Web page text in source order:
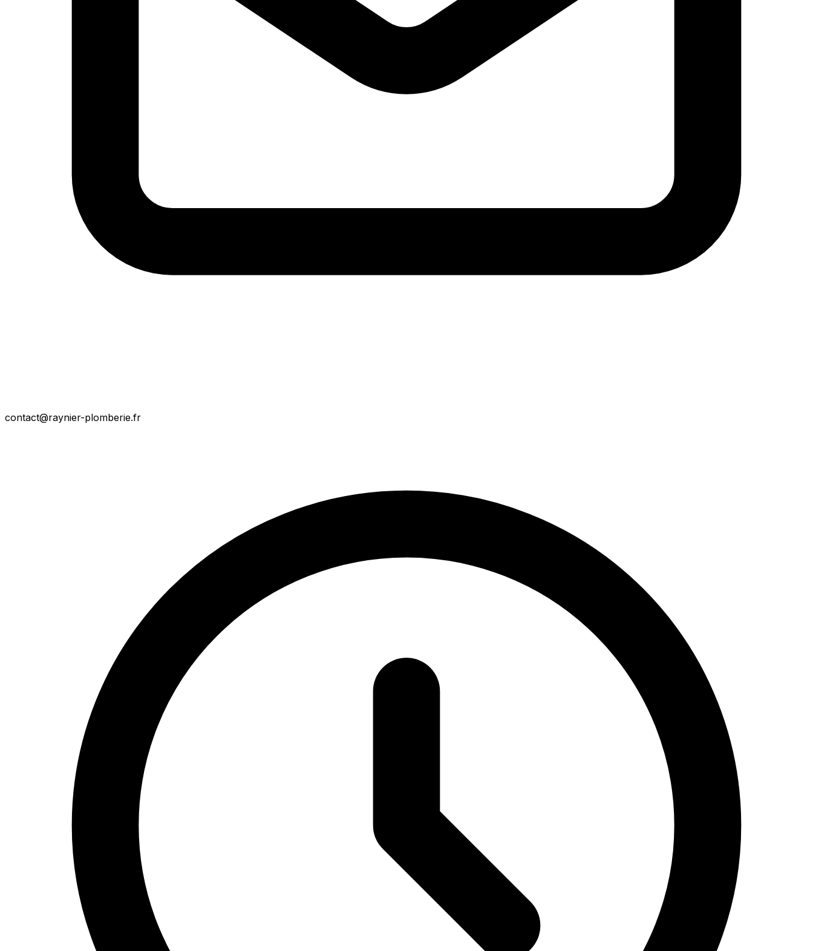
contact@raynier-plomberie.fr